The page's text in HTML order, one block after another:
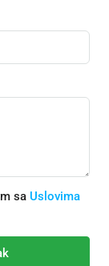
sa Uslovima